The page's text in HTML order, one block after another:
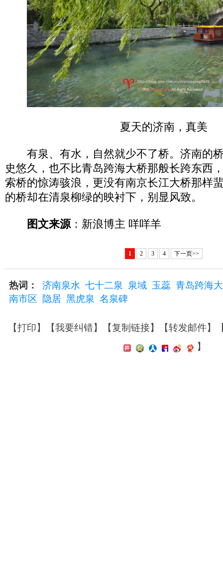
夏天的济南，真美
有泉、有水，自然就少不了桥。济南的
史悠久，也不比青岛跨海大桥那般长跨东西
索桥的惊涛骇浪，更没有南京长江大桥那样
的桥却在清泉柳绿的映衬下，别显风致。
图文来源：新浪博主 咩咩羊
1 2 3 4 下一页>>
热词： 济南泉水 七十二泉 泉域 玉蕊 青岛跨海
南市区
隐居 黑虎泉 名泉碑
【打印】【我要纠错】【复制链接】【转发邮件】
】